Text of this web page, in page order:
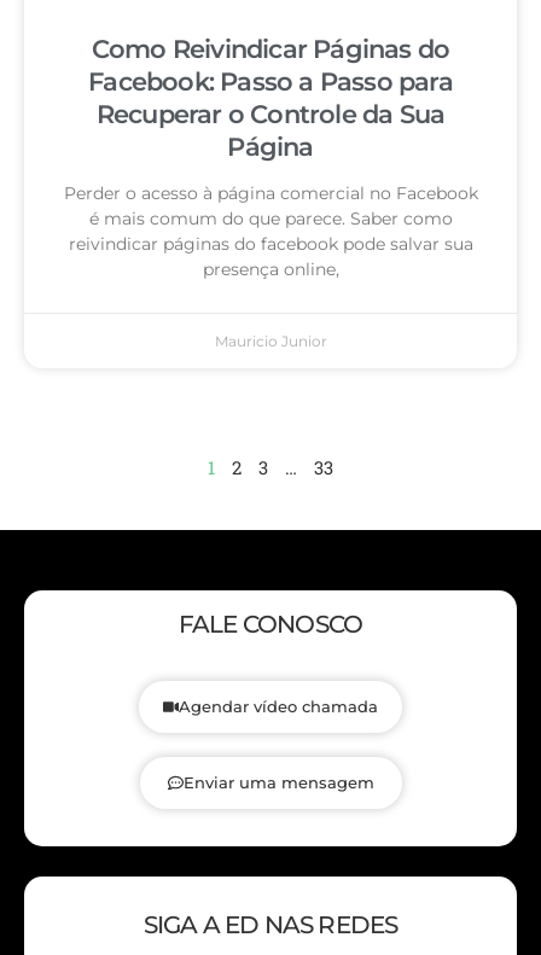
Como Reivindicar Páginas do
Facebook: Passo a Passo para
Recuperar o Controle da Sua
Página
Perder o acesso à página comercial no Facebook
é mais comum do que parece. Saber como
reivindicar páginas do facebook pode salvar sua
presença online,
Mauricio Junior
1 2 3 … 33
FALE CONOSCO
Agendar vídeo chamada
Enviar uma mensagem
SIGA A ED NAS REDES